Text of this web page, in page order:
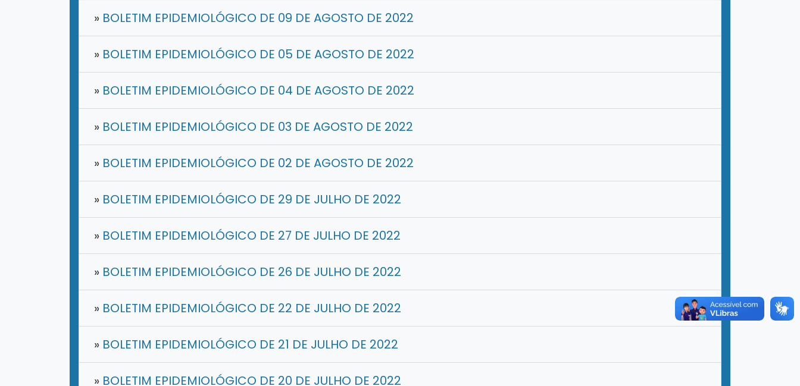
» BOLETIM EPIDEMIOLÓGICO DE 09 DE AGOSTO DE 2022
» BOLETIM EPIDEMIOLÓGICO DE 05 DE AGOSTO DE 2022
» BOLETIM EPIDEMIOLÓGICO DE 04 DE AGOSTO DE 2022
» BOLETIM EPIDEMIOLÓGICO DE 03 DE AGOSTO DE 2022
» BOLETIM EPIDEMIOLÓGICO DE 02 DE AGOSTO DE 2022
» BOLETIM EPIDEMIOLÓGICO DE 29 DE JULHO DE 2022
» BOLETIM EPIDEMIOLÓGICO DE 27 DE JULHO DE 2022
» BOLETIM EPIDEMIOLÓGICO DE 26 DE JULHO DE 2022
» BOLETIM EPIDEMIOLÓGICO DE 22 DE JULHO DE 2022
» BOLETIM EPIDEMIOLÓGICO DE 21 DE JULHO DE 2022
» BOLETIM EPIDEMIOLÓGICO DE 20 DE JULHO DE 2022